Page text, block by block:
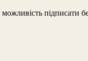
підписати